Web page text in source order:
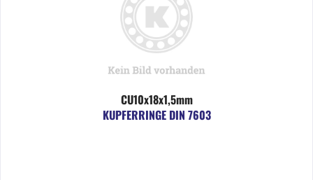
CU10x18x1,5mm
KUPFERRINGE DIN 7603